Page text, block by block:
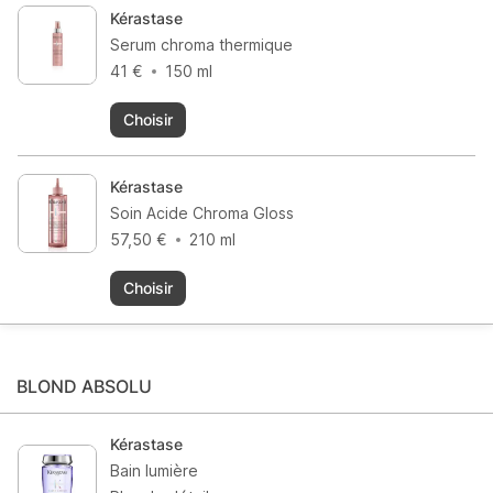
Kérastase
Serum chroma thermique
41 €
150 ml
Choisir
Kérastase
Soin Acide Chroma Gloss
57,50 €
210 ml
Choisir
BLOND ABSOLU
Kérastase
Bain lumière